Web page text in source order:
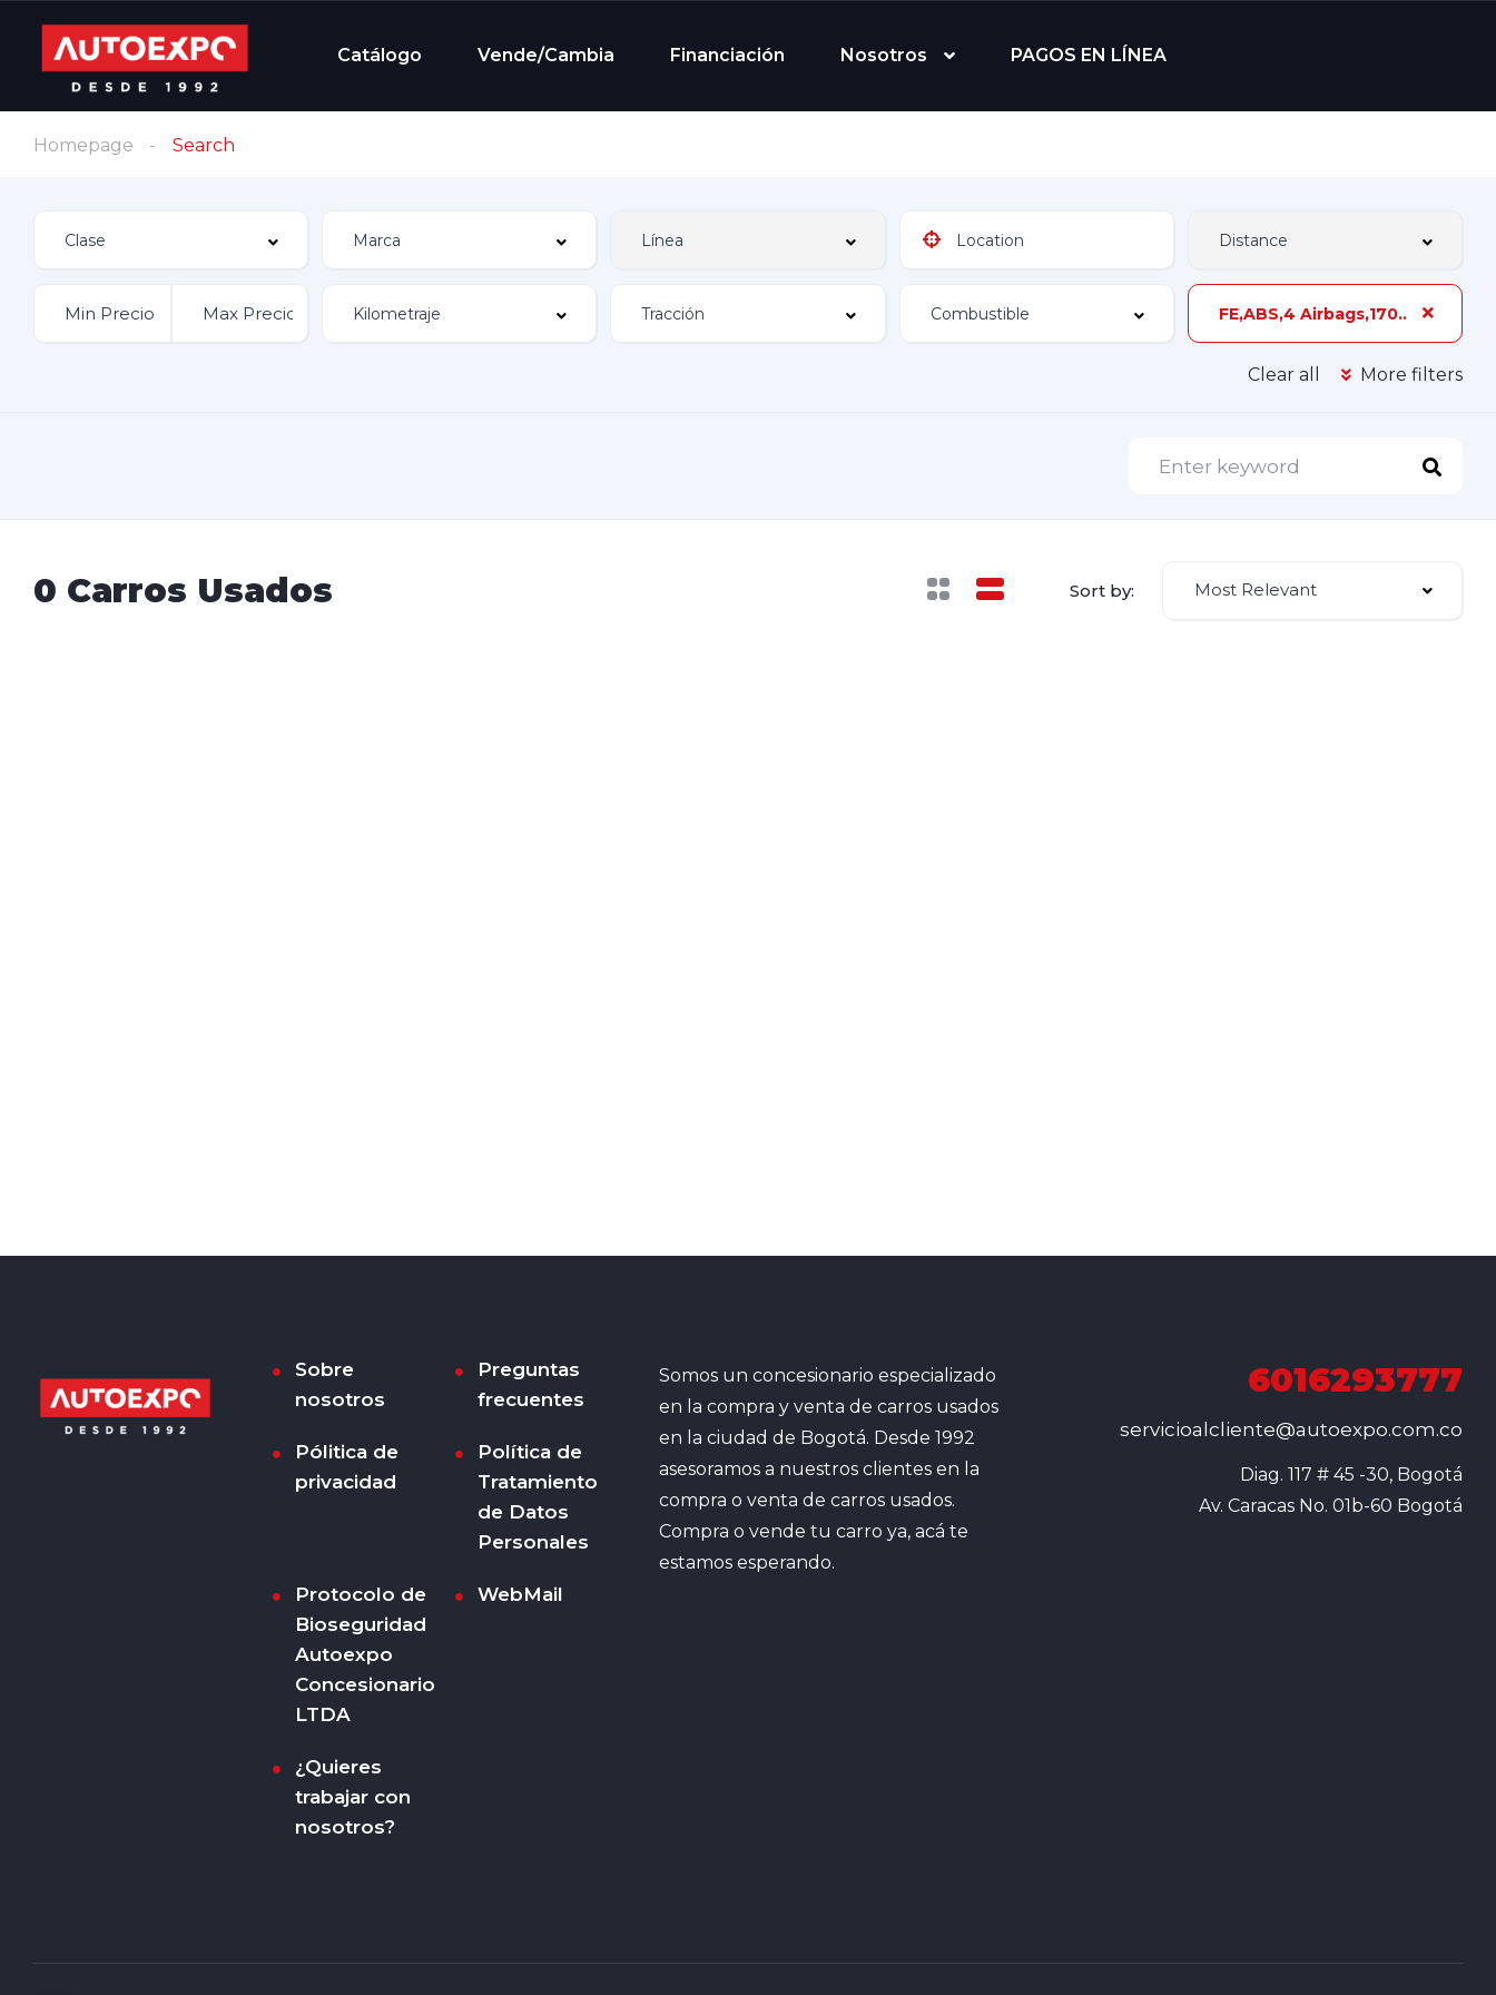
Catálogo Vende/Cambia Financiación Nosotros PAGOS EN LÍNEA
Homepage Search
FE,ABS,4 Airbags,170 hp,3 Dueños
Clear all More filters
0 Carros Usados Sort by: Most Relevant
Sobre
nosotros
Preguntas
frecuentes
Pólitica de
privacidad
Política de
Tratamiento
de Datos
Personales
Protocolo de
Bioseguridad
Autoexpo
Concesionario
LTDA
WebMail
¿Quieres
trabajar con
nosotros?
Somos un concesionario especializado
en la compra y venta de carros usados
en la ciudad de Bogotá. Desde 1992
asesoramos a nuestros clientes en la
compra o venta de carros usados.
Compra o vende tu carro ya, acá te
estamos esperando.
6016293777
servicioalcliente@autoexpo.com.co
Diag. 117 # 45 -30, Bogotá
Av. Caracas No. 01b-60 Bogotá